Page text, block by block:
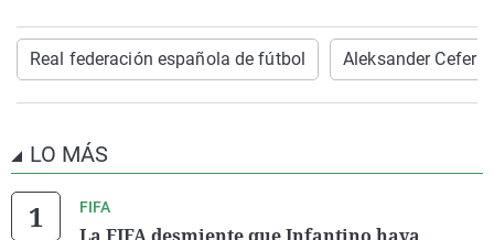
Real federación española de fútbol Aleksander Ceferin
LO MÁS
FIFA